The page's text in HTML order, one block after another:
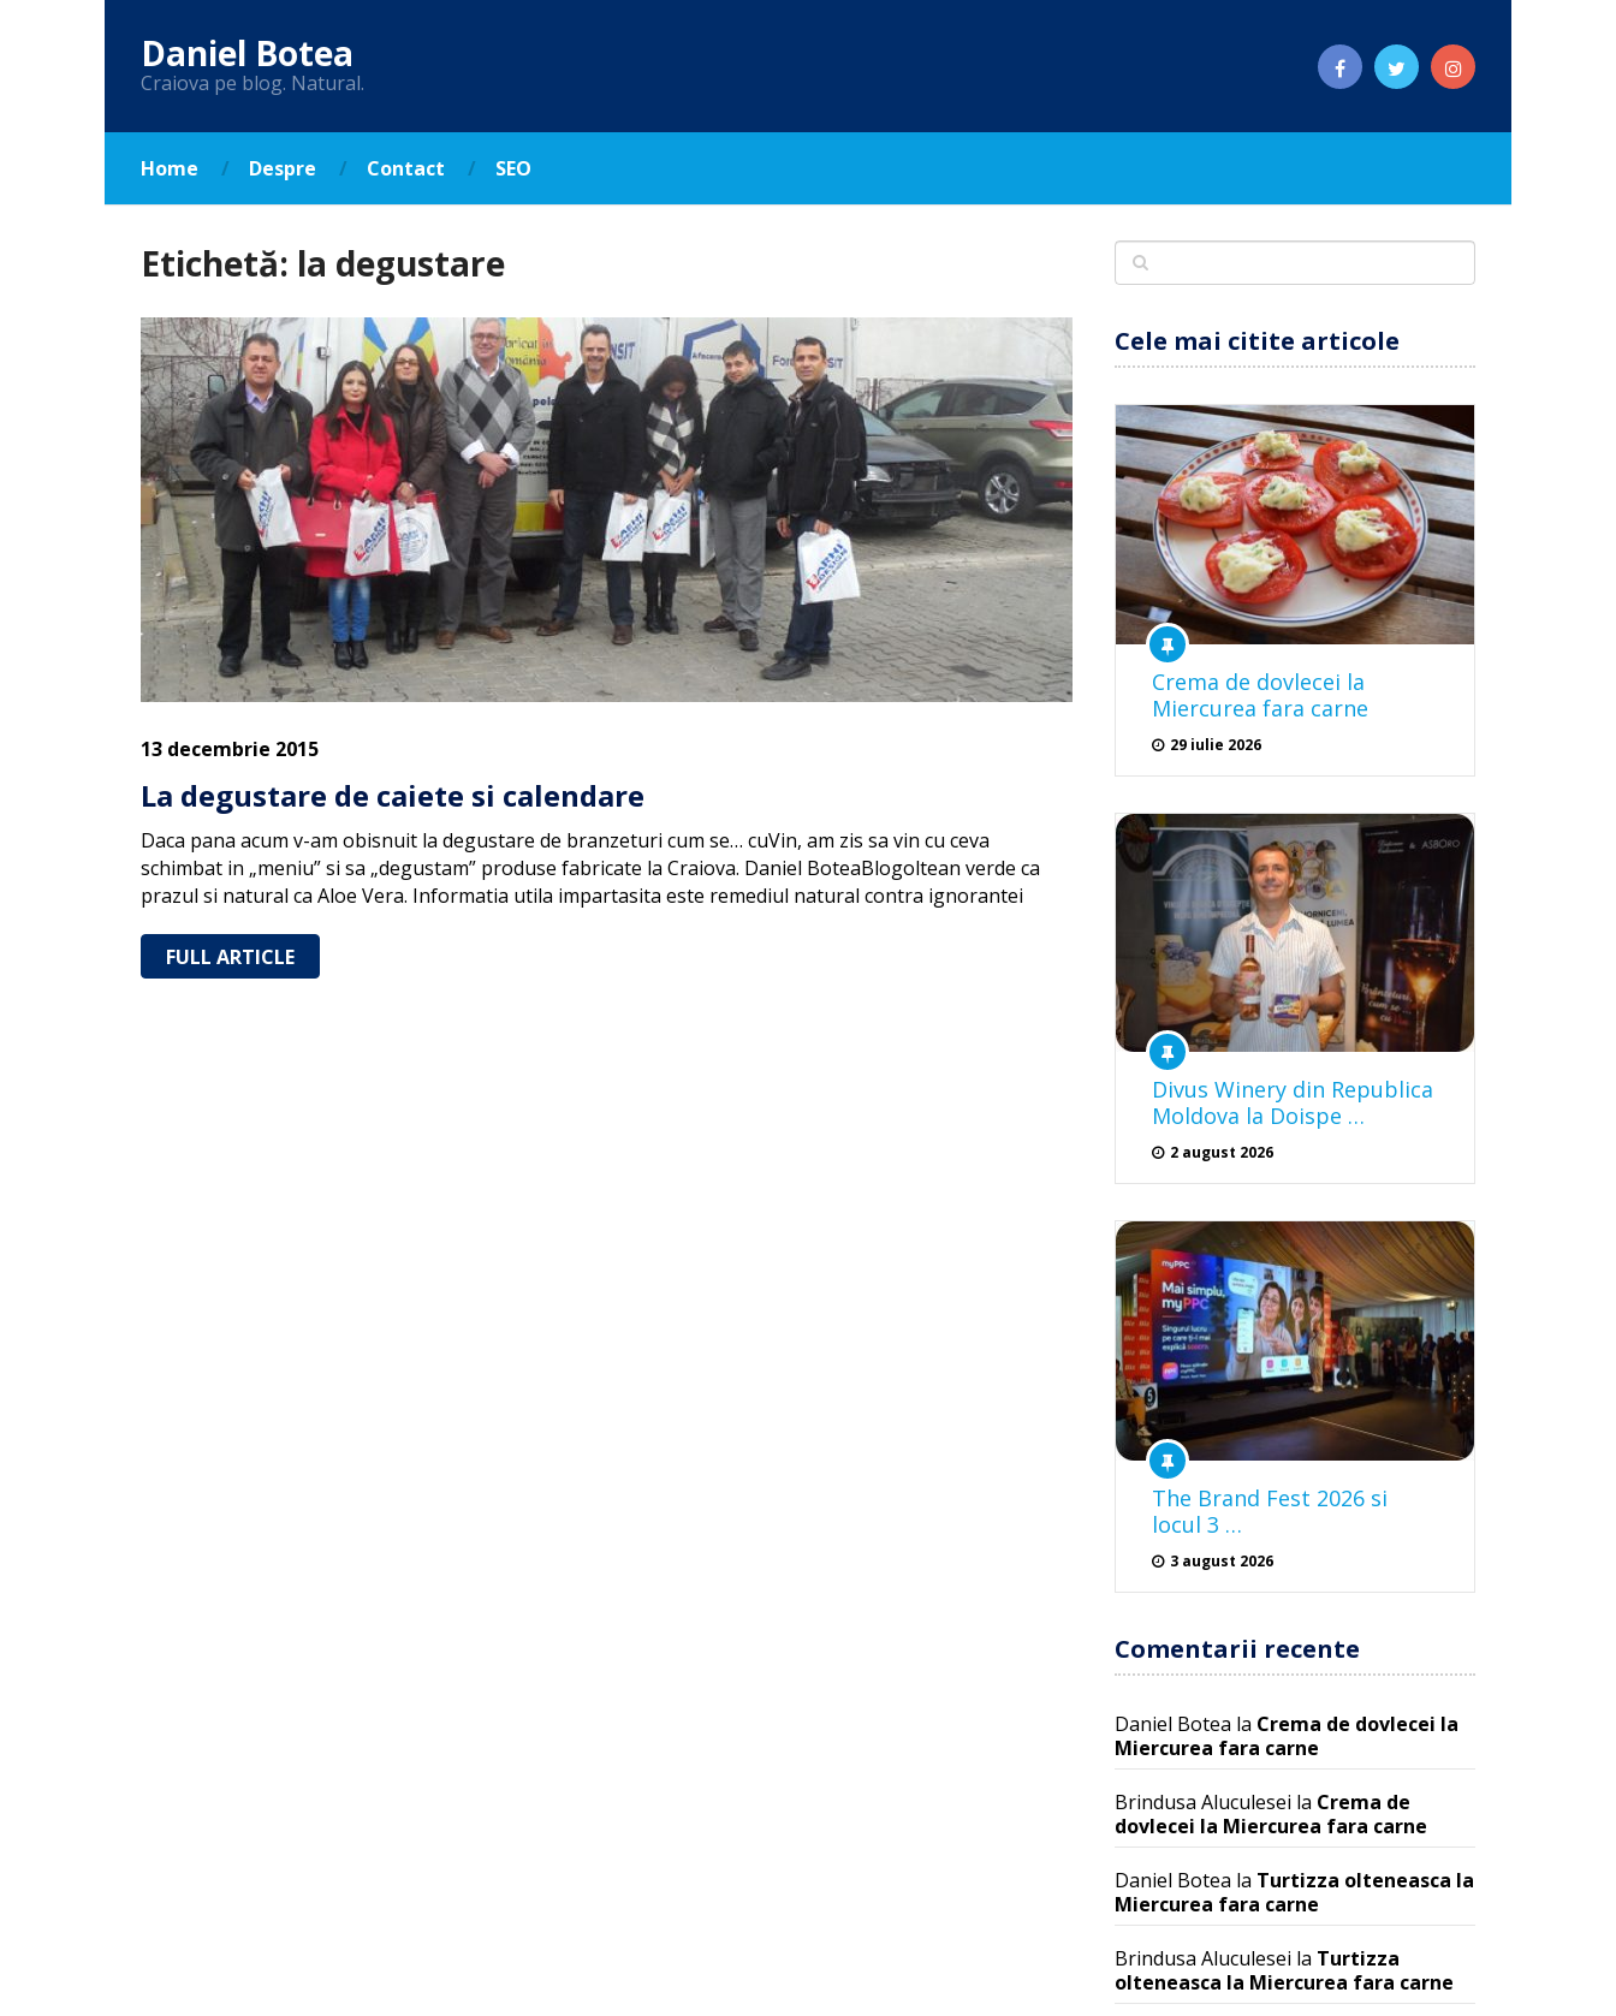
Daniel Botea
Craiova pe blog. Natural.
Home Despre Contact SEO
Etichetă: la degustare
13 decembrie 2015
La degustare de caiete si calendare
Daca pana acum v-am obisnuit la degustare de branzeturi cum se… cuVin, am zis sa vin cu ceva
schimbat in „meniu” si sa „degustam” produse fabricate la Craiova. Daniel BoteaBlogoltean verde ca
prazul si natural ca Aloe Vera. Informatia utila impartasita este remediul natural contra ignorantei
FULL ARTICLE
Cele mai citite articole
Crema de dovlecei la
Miercurea fara carne
29 iulie 2026
Divus Winery din Republica
Moldova la Doispe …
2 august 2026
The Brand Fest 2026 si
locul 3 …
3 august 2026
Comentarii recente
Daniel Botea la Crema de dovlecei la
Miercurea fara carne
Brindusa Aluculesei la Crema de
dovlecei la Miercurea fara carne
Daniel Botea la Turtizza olteneasca la
Miercurea fara carne
Brindusa Aluculesei la Turtizza
olteneasca la Miercurea fara carne